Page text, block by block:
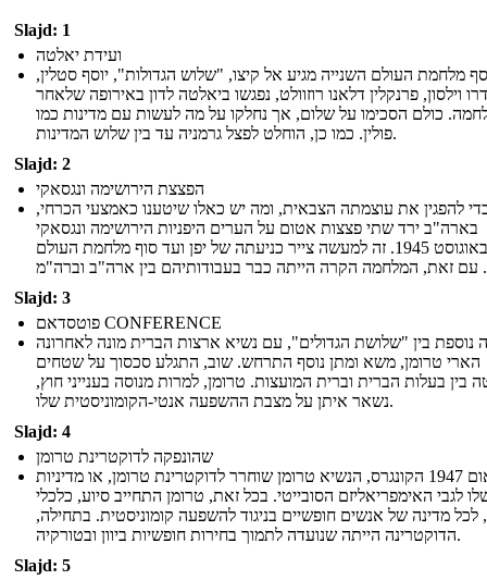
Slajd: 1
ועידת יאלטה
מלחמת העולם השנייה מגיע אל קיצו, "שלוש הגדולות", יוסף סטלין,
וילסון, פרנקלין דלאנו רוזוולט, נפגשו ביאלטה לדון באירופה שלאחר
כולם הסכימו על שלום, אך נחלקו על מה לעשות עם מדינות כמו
פולין. כמו כן, הוחלט לפצל גרמניה עד בין שלוש המדינות.
Slajd: 2
הפצצת הירושימה ונגסאקי
להפגין את עוצמתה הצבאית, ומה יש כאלו שיטענו כאמצעי הכרחי,
בארה"ב ירד שתי פצצות אטום על הערים היפניות הירושימה ונגסאקי
באוגוסט 1945. זה למעשה צייר כניעתה של יפן ועד סוף מלחמת העולם
עם זאת, המלחמה הקרה הייתה כבר בעבודותיהם בין ארה"ב וברה"מ
Slajd: 3
פוטסדאם CONFERENCE
נוספת בין "שלושת הגדולים", עם נשיא ארצות הברית מונה לאחרונה
הארי טרומן, משא ומתן נוסף התרחש. שוב, התגלע סכסוך על שטחים
בין בעלות הברית וברית המועצות. טרומן, למרות מנוסה בענייני חוץ,
נשאר איתן על מצבת ההשפעה אנטי-הקומוניסטית שלו.
Slajd: 4
שהונפקה לדוקטרינת טרומן
בנאום 1947 הקונגרס, הנשיא טרומן שוחרר לדוקטרינת טרומן, או מדיניות
לגבי האימפריאליזם הסובייטי. בכל זאת, טרומן התחייב סיוע, כלכלי
לכל מדינה של אנשים חופשיים בניגוד להשפעה קומוניסטית. בתחילה,
הדוקטרינה הייתה שנועדה לתמוך בחירות חופשיות ביוון ובטורקיה.
Slajd: 5